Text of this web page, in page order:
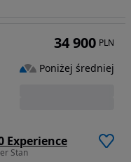
Experience
Stan
34 900 PLN
Poniżej średniej